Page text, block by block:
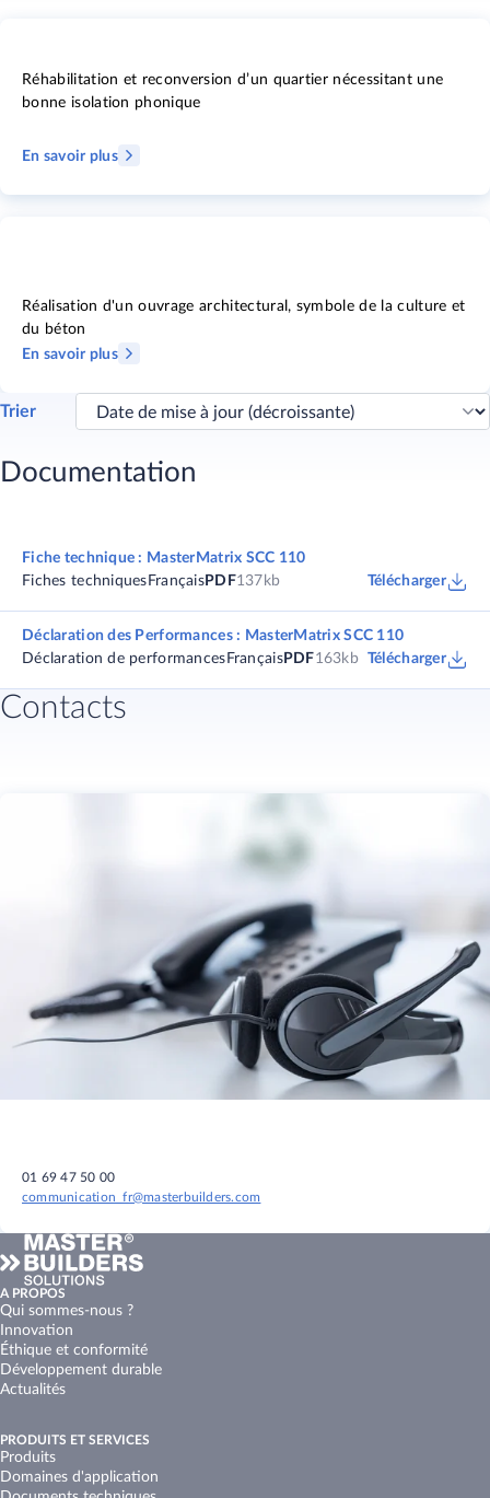
Réhabilitation et reconversion d’un quartier nécessitant une
bonne isolation phonique
En savoir plus
Réalisation d'un ouvrage architectural, symbole de la culture et
du béton
En savoir plus
Trier
Documentation
Fiche technique : MasterMatrix SCC 110
Fiches techniques Français PDF137kb Télécharger
Déclaration des Performances : MasterMatrix SCC 110
Déclaration de performances FrançaisPDF163kb Télécharger
Contacts
01 69 47 50 00
communication_fr@masterbuilders.com
A PROPOS
Qui sommes-nous ?
Innovation
Éthique et conformité
Développement durable
Actualités
PRODUITS ET SERVICES
Produits
Domaines d'application